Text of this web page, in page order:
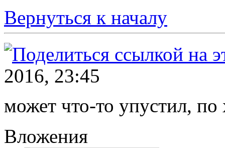
Вернуться к началу
2016, 23:45
может что-то упустил, по
Вложения